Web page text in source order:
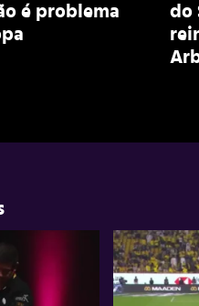
é problema
do